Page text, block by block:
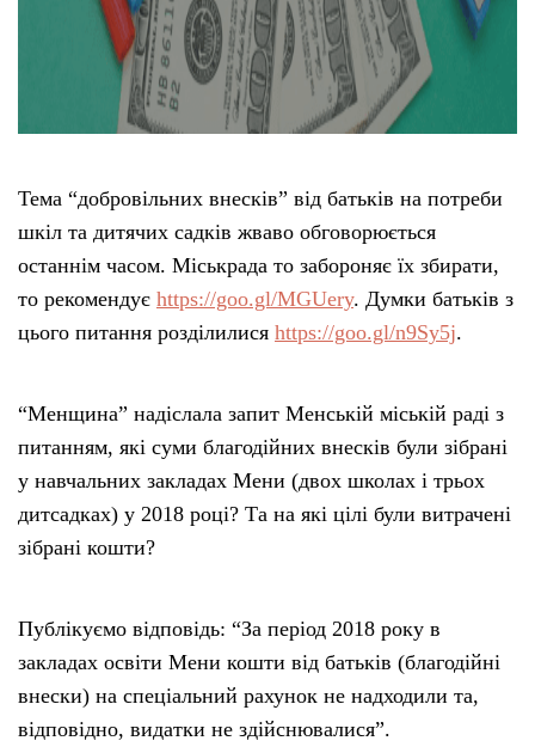
Редакційна політика
Етичний кодекс
Тема “добровільних внесків” від батьків на потреби
шкіл та дитячих садків жваво обговорюється
останнім часом. Міськрада то забороняє їх збирати,
то рекомендує https://goo.gl/MGUery. Думки батьків з
цього питання розділилися https://goo.gl/n9Sy5j.
“Менщина” надіслала запит Менській міській раді з
питанням, які суми благодійних внесків були зібрані
у навчальних закладах Мени (двох школах і трьох
дитсадках) у 2018 році? Та на які цілі були витрачені
зібрані кошти?
Публікуємо відповідь: “За період 2018 року в
закладах освіти Мени кошти від батьків (благодійні
внески) на спеціальний рахунок не надходили та,
відповідно, видатки не здійснювалися”.